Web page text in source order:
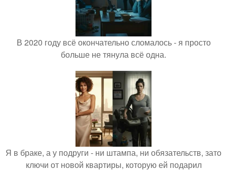
В 2020 году всё окончательно сломалось - я просто
больше не тянула всё одна.
Я в браке, а у подруги - ни штампа, ни обязательств, зато
ключи от новой квартиры, которую ей подарил